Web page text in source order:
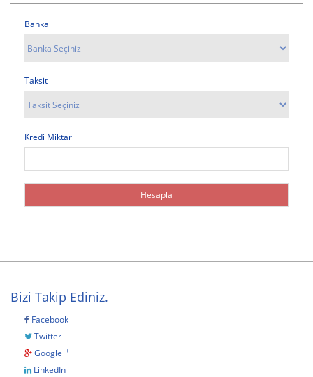
Banka
Taksit
Kredi Miktarı
Bizi Takip Ediniz.
Facebook
Twitter
Google++
LinkedIn